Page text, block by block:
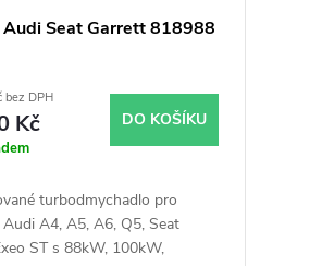
Audi Seat Garrett 818988
bez DPH
Kč DO KOŠÍKU
turbodmychadlo pro
A4, A5, A6, Q5, Seat
ST s 88kW, 100kW,